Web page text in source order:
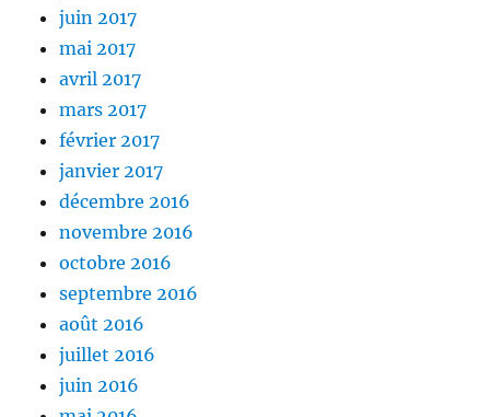
juin 2017
mai 2017
avril 2017
mars 2017
février 2017
janvier 2017
décembre 2016
novembre 2016
octobre 2016
septembre 2016
août 2016
juillet 2016
juin 2016